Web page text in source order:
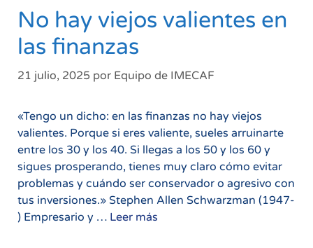
No hay viejos valientes en
las finanzas
21 julio, 2025 por Equipo de IMECAF
«Tengo un dicho: en las finanzas no hay viejos
valientes. Porque si eres valiente, sueles arruinarte
entre los 30 y los 40. Si llegas a los 50 y los 60 y
sigues prosperando, tienes muy claro cómo evitar
problemas y cuándo ser conservador o agresivo con
tus inversiones.» Stephen Allen Schwarzman (1947-
) Empresario y … Leer más